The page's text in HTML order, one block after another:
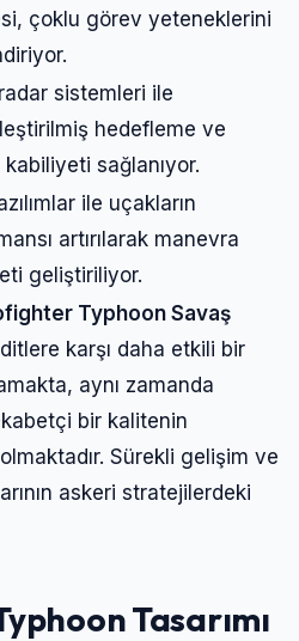
çoklu görev yeteneklerini
sistemleri ile
hedefleme ve
sağlanıyor.
ile uçakların
artırılarak manevra
geliştiriliyor.
Typhoon Savaş
karşı daha etkili bir
aynı zamanda
bir kalitenin
Sürekli gelişim ve
askeri stratejilerdeki
Tasarımı